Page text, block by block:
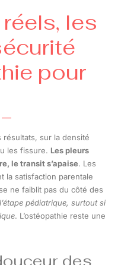
les
pour
sur la densité
les fissure. Les pleurs
le transit s’apaise. Les
la satisfaction parentale
ne faiblit pas du côté des
pédiatrique, surtout si
. L’ostéopathie reste une
des